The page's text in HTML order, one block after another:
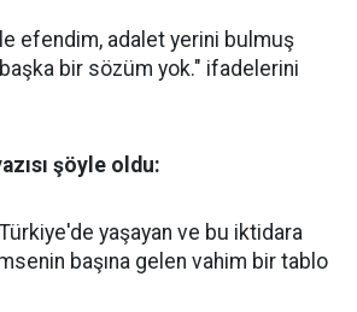
efendim, adalet yerini bulmuş
bir sözüm yok." ifadelerini
şöyle oldu:
yaşayan ve bu iktidara
başına gelen vahim bir tablo